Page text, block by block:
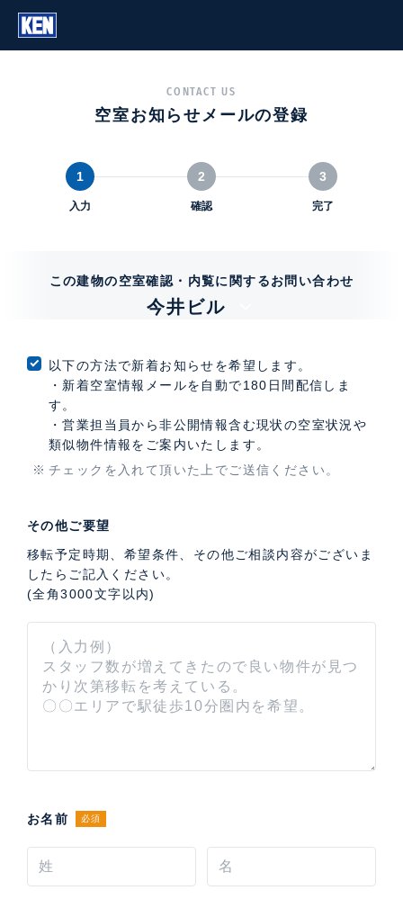
CONTACT US
空室お知らせメールの登録
1
入力
2
確認
3
完了
この建物の空室確認・内覧に関するお問い合わせ
今井ビル
以下の方法で新着お知らせを希望します。
・新着空室情報メールを自動で180日間配信しま
す。
・営業担当員から非公開情報含む現状の空室状況や
類似物件情報をご案内いたします。
チェックを入れて頂いた上でご送信ください。
その他ご要望
移転予定時期、希望条件、その他ご相談内容がございま
したらご記入ください。
(全角3000文字以内)
お名前 必須